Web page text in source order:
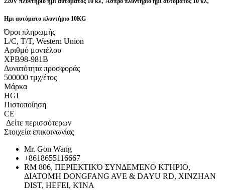
Ημι αυτόματο πλυντήριο 10KG
Όροι πληρωμής
L/C, T/T, Western Union
Αριθμό μοντέλου
XPB98-981B
Δυνατότητα προσφοράς
500000 τμχ/έτος
Μάρκα
HGI
Πιστοποίηση
CE
Δείτε περισσότερων
Στοιχεία επικοινωνίας
Mr. Gon Wang
+8618655116667
RM 806, ΠΕΡΙΕΚΤΙΚΌ ΣΥΝΔΕΜΈΝΟ ΚΤΉΡΙΟ,
ΔΙΑΤΟΜΉ DONGFANG AVE & DAYU RD, XINZHAN
DIST, HEFEI, ΚΊΝΑ